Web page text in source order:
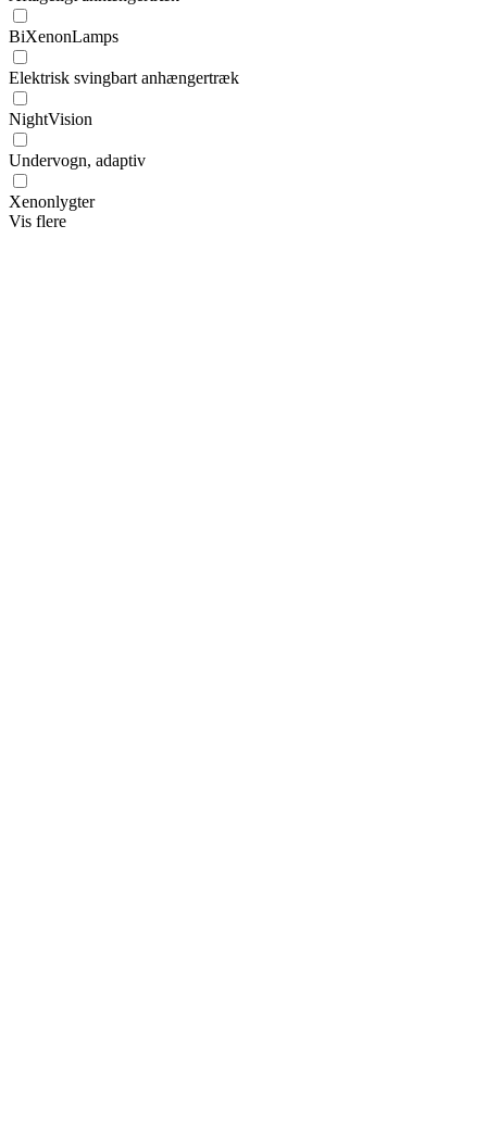
BiXenonLamps
Elektrisk svingbart anhængertræk
NightVision
Undervogn, adaptiv
Xenonlygter
Vis flere